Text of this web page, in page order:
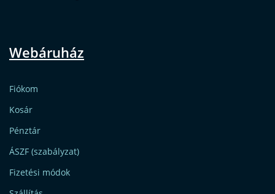
Webáruház
Fiókom
Kosár
Pénztár
ÁSZF (szabályzat)
Fizetési módok